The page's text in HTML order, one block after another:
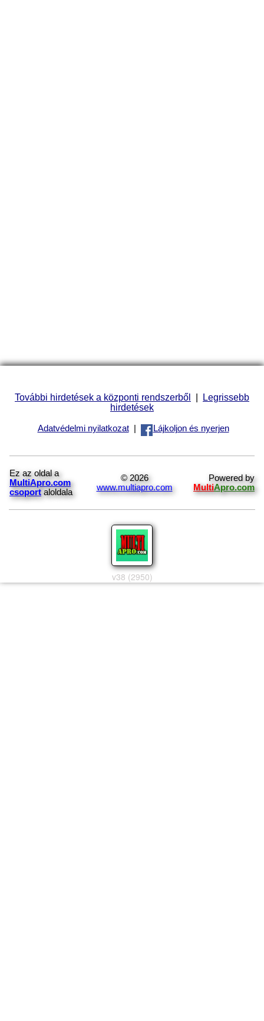
További hirdetések a központi rendszerből | Legrissebb
hirdetések
Adatvédelmi nyilatkozat| Lájkoljon és nyerjen
Ez az oldal a
MultiApro.com
csoport aloldala
© 2026
www.multiapro.com
Powered by
MultiApro.com
v38 (2950)